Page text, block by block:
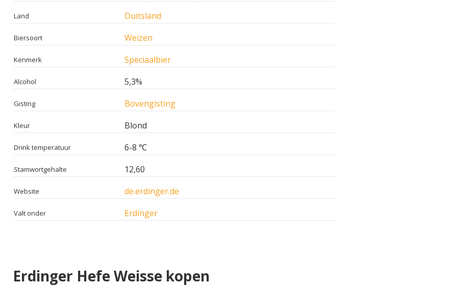
Land Duitsland
Biersoort Weizen
Kenmerk Speciaalbier
Alcohol 5,3%
Gisting Bovengisting
Kleur Blond
Drink temperatuur 6-8 ℃
Stamwortgehalte 12,60
Website de.erdinger.de
Valt onder Erdinger
Erdinger Hefe Weisse kopen